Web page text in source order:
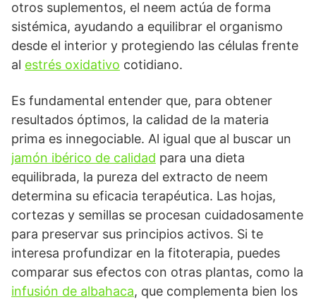
otros suplementos, el neem actúa de forma
sistémica, ayudando a equilibrar el organismo
desde el interior y protegiendo las células frente
al estrés oxidativo cotidiano.
Es fundamental entender que, para obtener
resultados óptimos, la calidad de la materia
prima es innegociable. Al igual que al buscar un
jamón ibérico de calidad para una dieta
equilibrada, la pureza del extracto de neem
determina su eficacia terapéutica. Las hojas,
cortezas y semillas se procesan cuidadosamente
para preservar sus principios activos. Si te
interesa profundizar en la fitoterapia, puedes
comparar sus efectos con otras plantas, como la
infusión de albahaca, que complementa bien los